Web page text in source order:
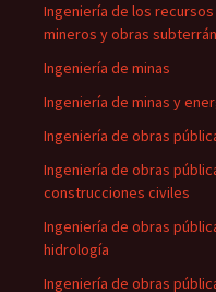
Ingeniería de los recursos
mineros y obras
Ingeniería de minas
Ingeniería de minas y
Ingeniería de obras
Ingeniería de obras
construcciones civiles
Ingeniería de obras
hidrología
Ingeniería de obras